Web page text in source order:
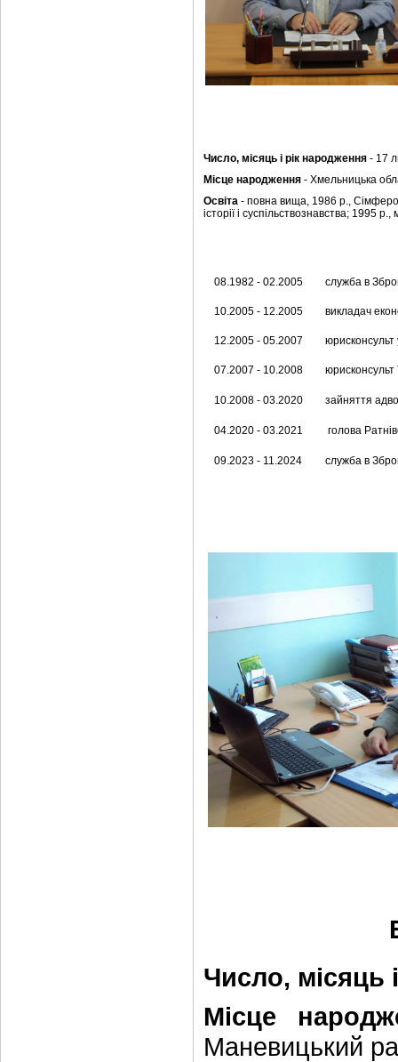
Число, місяць і рік народження - 17
Місце народження - Хмельницька
Освіта - повна вища, 1986 р.,
історії і суспільствознавства; 1995
08.1982 - 02.2005 служба в
10.2005 - 12.2005 викладач
12.2005 - 05.2007 юрисконсульт
07.2007 - 10.2008 юрисконсульт
10.2008 - 03.2020 зайняття
04.2020 - 03.2021 голова
09.2023 - 11.2024 служба в
Число, місяць
Місце
Маневицький